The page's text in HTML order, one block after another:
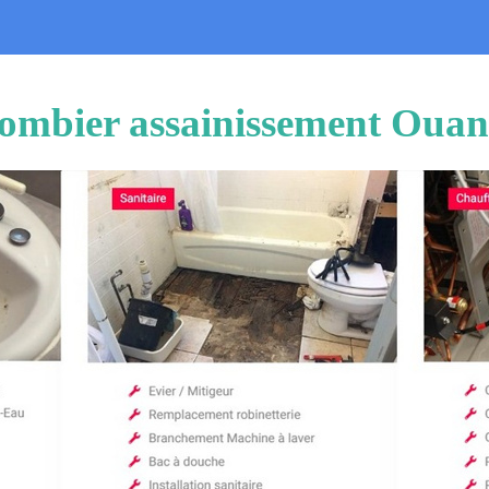
assainissement